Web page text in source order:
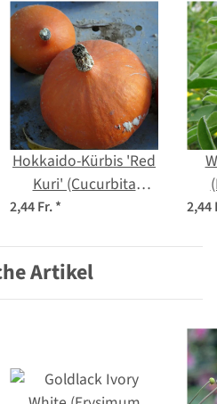
Hokkaido-Kürbis 'Red
Kuri' (Cucurbita
maxima) Bio Saatgut
2,44 Fr.* 2,44
Artikel